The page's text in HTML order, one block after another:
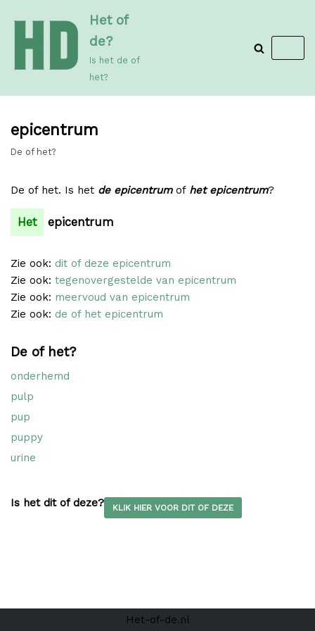
de
inhoud
Het of
de?
Is het de of
het?
epicentrum
De of het?
De of het. Is het de epicentrumof het epicentrum?
Het epicentrum
Zie ook: dit of deze epicentrum
Zie ook: tegenovergestelde van epicentrum
Zie ook: meervoud van epicentrum
Zie ook: de of het epicentrum
De of het?
onderhemd
pulp
pup
puppy
urine
Is het dit of deze? KLIK HIER VOOR DIT OF DEZE
Het-of-de.nl